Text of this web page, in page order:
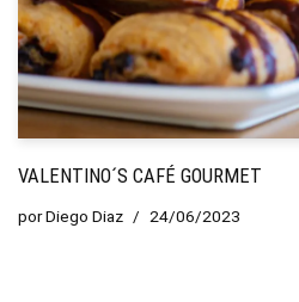
VALENTINO´S CAFÉ GOURMET
porDiego Diaz 24/06/2023